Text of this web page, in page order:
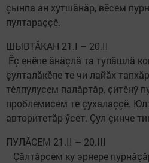
çынпа ан хутшăнăр, вӗсем
пултараççӗ.
ШЫВТĂКАН 21.I – 20.II
Ӗç енӗпе ăнăçлă та тупăшлă
çулталăкӗпе те чи лайăх
тӗлпулусем палăртăр, çитӗнӳ
проблемисем те çухалаççӗ.
авторитетăр ӳсет. Çул çинче
ПУЛĂСЕМ 21.II – 20.III
Çăлтăрсем ку эрнере